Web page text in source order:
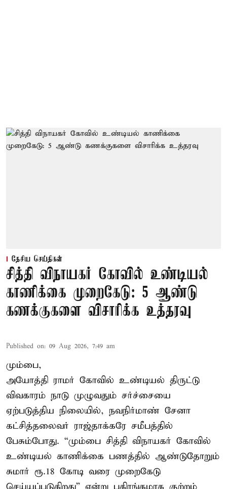
தேசிய செய்திகள்
சித்தி விநாயகர் கோவில் உண்டியல்
காணிக்கை முறைகேடு: 5 ஆண்டு
கணக்குகளை விசாரிக்க உத்தரவு
Published on: 09 Aug 2026, 7:49 am
மும்பை,
அயோத்தி ராமர் கோவில் உண்டியல் திருட்டு
விவகாரம் நாடு முழுவதும் சர்ச்சையை
ஏற்படுத்திய நிலையில், நவநிர்மாண் சேனா
கட்சித்தலைவர் ராஜ்தாக்கரே சமீபத்தில்
பேசும்போது. “மும்பை சித்தி விநாயகர் கோவில்
உண்டியல் காணிக்கை பணத்தில் ஆண்டுதோறும்
சுமார் ரூ.18 கோடி வரை முறைகேடு
செய்யப்படுகிறது” என்று பகிரங்கமாக குற்றம்